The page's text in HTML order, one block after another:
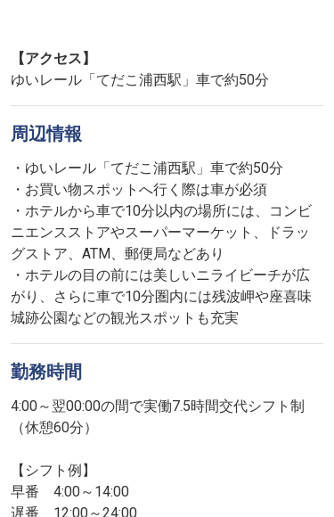
【アクセス】
ゆいレール「てだこ浦西駅」車で約50分
周辺情報
・ゆいレール「てだこ浦西駅」車で約50分
・お買い物スポットへ行く際は車が必須
・ホテルから車で10分以内の場所には、コンビ
ニエンスストアやスーパーマーケット、ドラッ
グストア、ATM、郵便局などあり
・ホテルの目の前には美しいニライビーチが広
がり、さらに車で10分圏内には残波岬や座喜味
城跡公園などの観光スポットも充実
勤務時間
4:00～翌00:00の間で実働7.5時間交代シフト制
（休憩60分）
【シフト例】
早番 4:00～14:00
遅番 12:00～24:00